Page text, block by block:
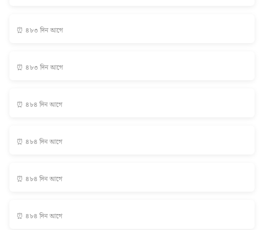
⏰ ৪৮৩ দিন আগে
⏰ ৪৮৩ দিন আগে
⏰ ৪৮৪ দিন আগে
⏰ ৪৮৪ দিন আগে
⏰ ৪৮৪ দিন আগে
⏰ ৪৮৪ দিন আগে